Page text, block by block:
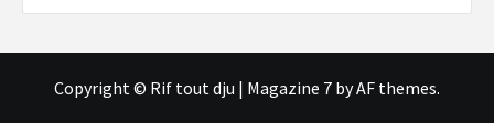
Copyright © Rif tout dju | Magazine 7 by AF themes.